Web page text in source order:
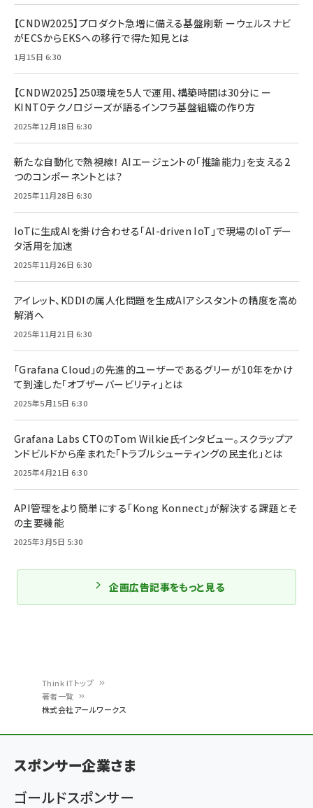
ン
く
ず
Think ITトップ
著者一覧
株式会社アールワークス
【CNDW2025】プロダクト急増に備える基盤刷新 ーウェルスナビ
がECSからEKSへの移行で得た知見とは
1月15日 6:30
【CNDW2025】250環境を5人で運用、構築時間は30分に ー
KINTOテクノロジーズが語るインフラ基盤組織の作り方
2025年12月18日 6:30
新たな自動化で熱視線！ AIエージェントの「推論能力」を支える2
つのコンポーネントとは？
2025年11月28日 6:30
IoTに生成AIを掛け合わせる「AI-driven IoT」で現場のIoTデー
タ活用を加速
2025年11月26日 6:30
アイレット、KDDIの属人化問題を生成AIアシスタントの精度を高め
解消へ
2025年11月21日 6:30
「Grafana Cloud」の先進的ユーザーであるグリーが10年をかけ
て到達した「オブザーバービリティ」とは
2025年5月15日 6:30
Grafana Labs CTOのTom Wilkie氏インタビュー。スクラップア
ンドビルドから産まれた「トラブルシューティングの民主化」とは
2025年4月21日 6:30
API管理をより簡単にする「Kong Konnect」が解決する課題とそ
の主要機能
2025年3月5日 5:30
企画広告記事をもっと見る
スポンサー企業さま
ゴールドスポンサー